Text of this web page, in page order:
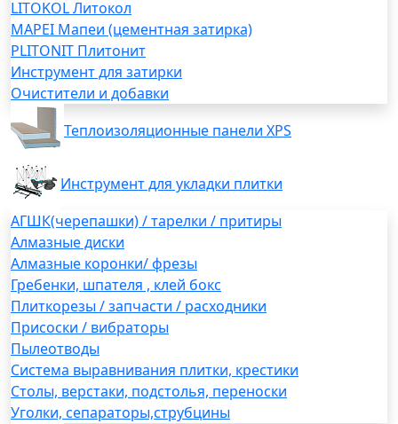
LITOKOL Литокол
MAPEI Мапеи (цементная затирка)
PLITONIT Плитонит
Инструмент для затирки
Очистители и добавки
Теплоизоляционные панели XPS
Инструмент для укладки плитки
АГШК(черепашки) / тарелки / притиры
Алмазные диски
Алмазные коронки/ фрезы
Гребенки, шпателя , клей бокс
Плиткорезы / запчасти / расходники
Присоски / вибраторы
Пылеотводы
Система выравнивания плитки, крестики
Столы, верстаки, подстолья, переноски
Уголки, сепараторы,струбцины